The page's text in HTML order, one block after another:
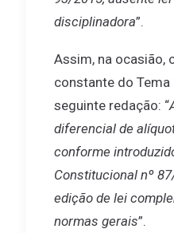
disciplinadora”.
Assim, na ocasião,
constante do
seguinte redação: “
diferencial de
conforme
Constitucional nº
edição de lei
normas gerais”.